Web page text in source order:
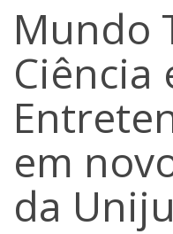
Mundo
Ciência
em
da